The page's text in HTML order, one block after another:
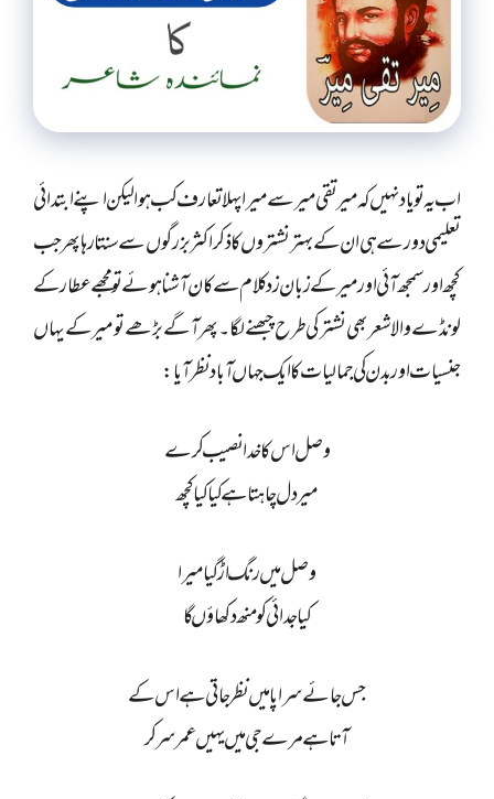
اب یہ تو یاد نہیں کہ میر تقی میر سے میرا پہلا تعارف کب ہوا لیکن اپنے ابتدائی
تعلیمی دور سے ہی ان کے بہتر نشتروں کا ذکر اکثر بزرگوں سے سنتا رہا پھر جب
کچھ اور سمجھ آئی اور میر کے زبان زد کلام سے کان آشنا ہوئے تو مجھے عطار کے
لونڈے والا شعر بھی نشتر کی طرح چبھنے لگا۔پھر آگے بڑھے تو میر کے یہاں
جنسیات اور بدن کی جمالیات کا ایک جہاں آباد نظر آیا:
وصل اس کا خدا نصیب کرے
میر دل چاہتا ہے کیا کیا کچھ
وصل میں رنگ اڑ گیا میرا
کیا جدائی کو منھ دکھاؤں گا
جس جائے سراپا میں نظر جاتی ہے اس کے
آتا ہے مرے جی میں یہیں عمر سر کر